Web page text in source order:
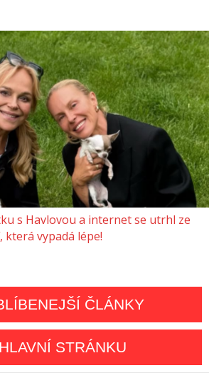
s Havlovou a internet se utrhl ze
která vypadá lépe!
ČLÁNKY
STRÁNKU